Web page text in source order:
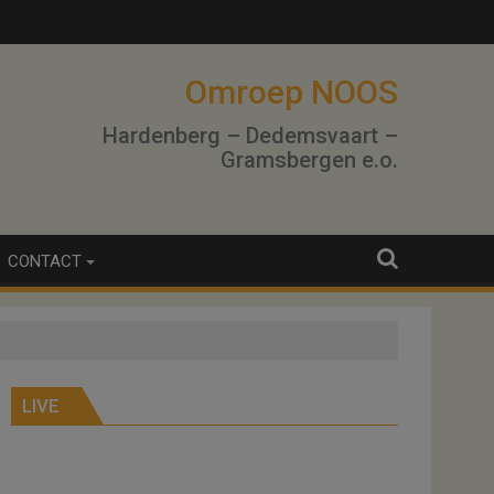
Omroep NOOS
Hardenberg – Dedemsvaart –
Gramsbergen e.o.
CONTACT
LIVE